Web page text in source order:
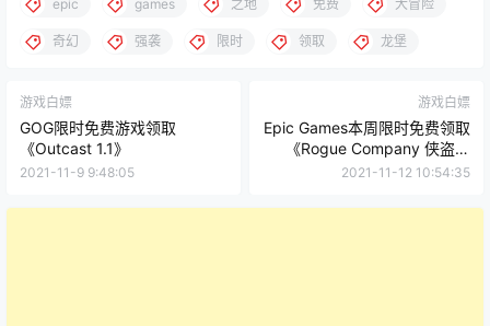
epic games 之地 免费 大冒险
奇幻 强袭 限时 领取 龙堡
游戏白嫖
GOG限时免费游戏领取
《Outcast 1.1》
2021-11-9 9:48:05
游戏白嫖
Epic Games本周限时免费领取
《Rogue Company 侠盗公
司》第 4 赛季 Epic 礼包
2021-11-12 10:54:35